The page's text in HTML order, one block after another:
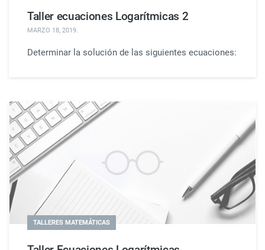
Taller ecuaciones Logarítmicas 2
MARZO 18, 2019.
Determinar la solución de las siguientes ecuaciones:
TALLERES MATEMÁTICAS